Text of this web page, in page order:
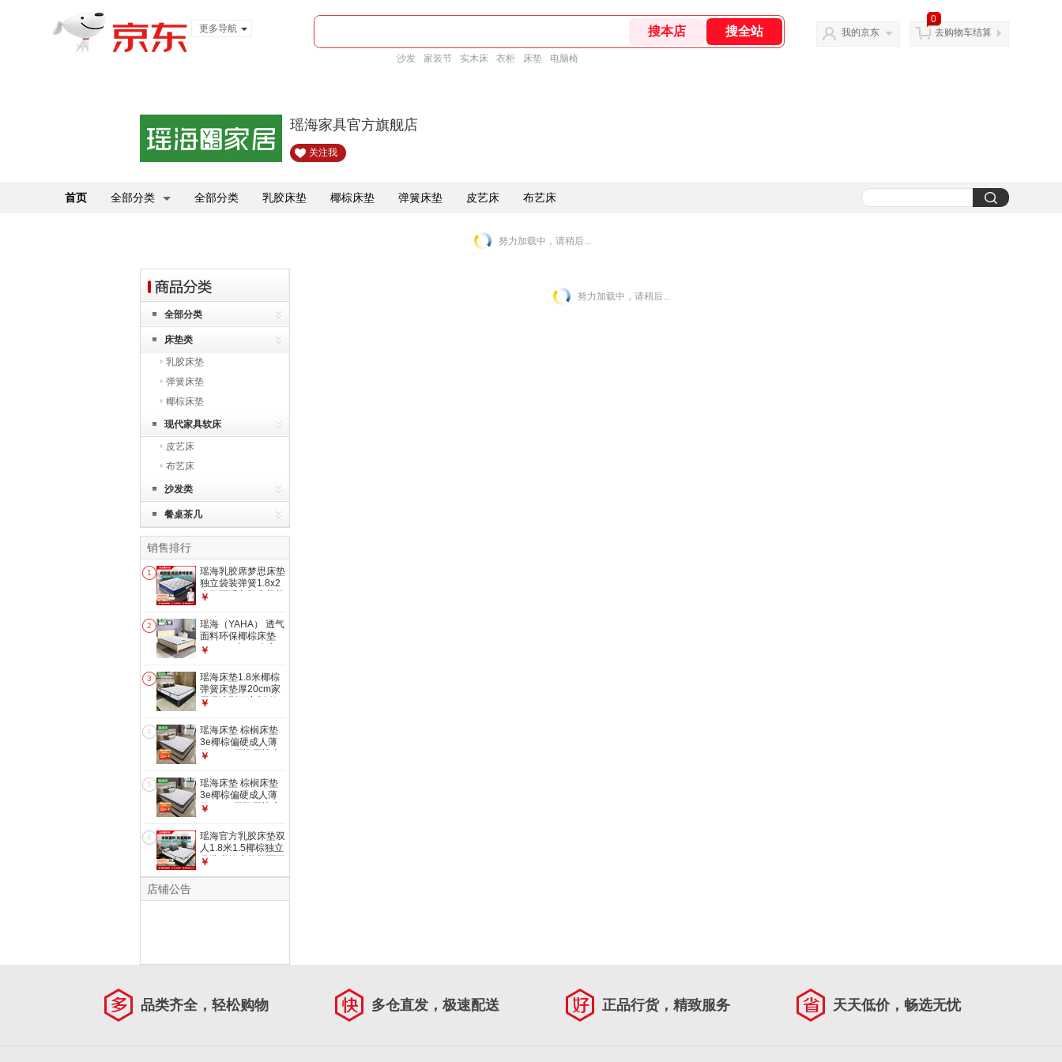
更多导航
沙发 家装节 实木床 衣柜 床垫 电脑椅
我的京东
0
去购物车结算
瑶海家具官方旗舰店
关注我
首页 全部分类 全部分类 乳胶床垫 椰棕床垫 弹簧床垫 皮艺床 布艺床
努力加载中，请稍后...
全部分类
床垫类
乳胶床垫
弹簧床垫
椰棕床垫
现代家具软床
皮艺床
布艺床
沙发类
餐桌茶几
销售排行
1
瑶海乳胶席梦思床垫
独立袋装弹簧1.8x2
米双面睡主卧室椰棕
+蛋壳棉+乳胶+3e棕
不同侧 1500*2000
￥
2
瑶海（YAHA） 透气
面料环保椰棕床垫
1.2m1.5米1.8米定
垫 厚6cm+白色面料
+灰色围边
1500*2000
￥
3
瑶海床垫1.8米椰棕
弹簧床垫厚20cm家
用经济型可定制 整
1500*1900
￥
4
瑶海床垫 棕榈床垫
3e椰棕偏硬成人薄
的13cm厚椰用棕床
【椰棕-乳胶-软硬双
面】14cm
1800*2000
￥
5
瑶海床垫 棕榈床垫
3e椰棕偏硬成人薄
的13cm厚椰用棕床
【椰棕-乳胶-软硬双
面】14cm
1500*2000
￥
6
瑶海官方乳胶床垫双
人1.8米1.5椰棕独立
袋装弹簧床垫双面两
￥
店铺公告
努力加载中，请稍后...
品类齐全，轻松购物 多仓直发，极速配送 正品行货，精致服务 天天低价，畅选无忧